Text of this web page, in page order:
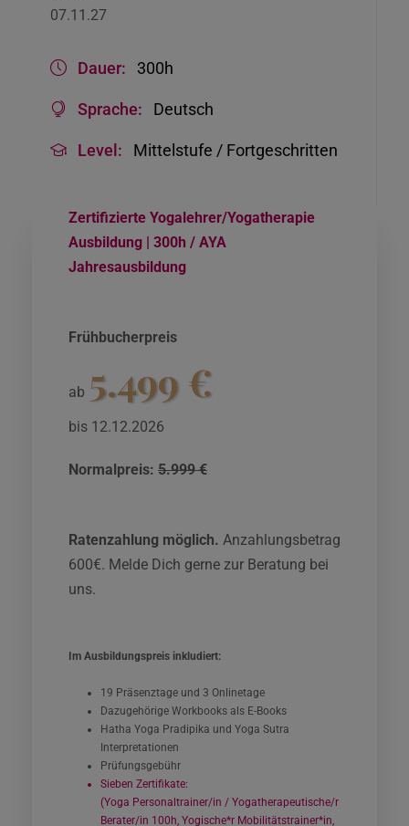
07.11.27
Dauer: 300h
Sprache: Deutsch
Level: Mittelstufe / Fortgeschritten
Zertifizierte Yogalehrer/Yogatherapie
Ausbildung | 300h / AYA
Jahresausbildung
Frühbucherpreis
ab 5.499 €
bis 12.12.2026
Normalpreis: 5.999 €
Ratenzahlung möglich. Anzahlungsbetrag
600€. Melde Dich gerne zur Beratung bei
uns.
Im Ausbildungspreis inkludiert:
19 Präsenztage und 3 Onlinetage
Dazugehörige Workbooks als E-Books
Hatha Yoga Pradipika und Yoga Sutra
Interpretationen
Prüfungsgebühr
Sieben Zertifikate:
(Yoga Personaltrainer/in / Yogatherapeutische/r
Berater/in 100h, Yogische*r Mobilitätstrainer*in,